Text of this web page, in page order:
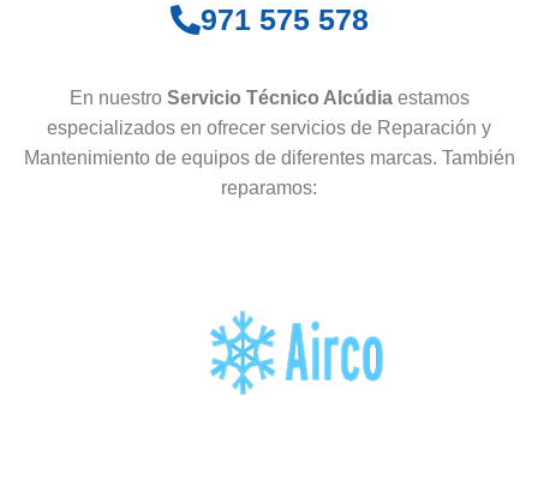
971 575 578
En nuestro Servicio Técnico Alcúdia estamos
especializados en ofrecer servicios de Reparación y
Mantenimiento de equipos de diferentes marcas. También
reparamos: